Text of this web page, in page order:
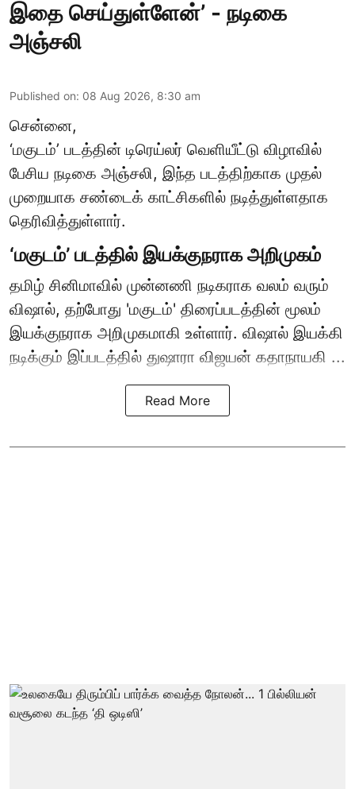
இதை செய்துள்ளேன்’ - நடிகை
அஞ்சலி
Published on: 08 Aug 2026, 8:30 am
சென்னை,
‘மகுடம்’ படத்தின் டிரெய்லர் வெளியீட்டு விழாவில்
பேசிய நடிகை அஞ்சலி, இந்த படத்திற்காக முதல்
முறையாக சண்டைக் காட்சிகளில் நடித்துள்ளதாக
தெரிவித்துள்ளார்.
‘மகுடம்’ படத்தில் இயக்குநராக அறிமுகம்
தமிழ் சினிமாவில் முன்னணி நடிகராக வலம் வரும்
விஷால், தற்போது 'மகுடம்' திரைப்படத்தின் மூலம்
இயக்குநராக அறிமுகமாகி உள்ளார். விஷால் இயக்கி
நடிக்கும் இப்படத்தில் துஷாரா விஜயன் கதாநாயகி ...
Read More